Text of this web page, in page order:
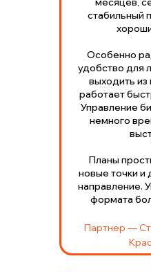
стабильный
Особенно
удобство для
выходить
работает
Управление
немного
Планы
новые точки и
направление.
формата
Партнер —